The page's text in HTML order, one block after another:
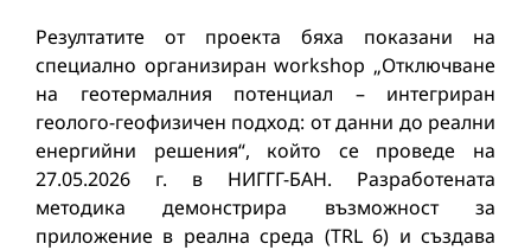
Резултатите от проекта бяха показани на
специално организиран workshop „Отключване
на геотермалния потенциал – интегриран
геолого-геофизичен подход: от данни до реални
енергийни решения“, който се проведе на
27.05.2026 г. в НИГГГ-БАН. Разработената
методика демонстрира възможност за
приложение в реална среда (TRL 6) и създава